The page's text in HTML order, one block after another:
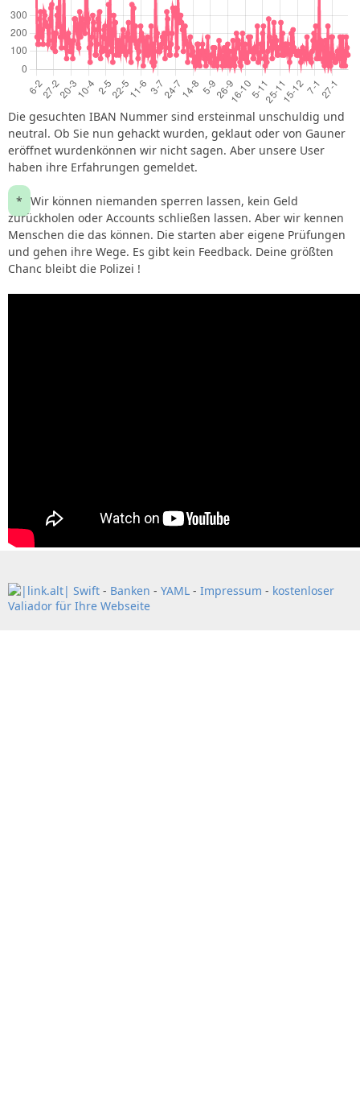
Die gesuchten IBAN Nummer sind ersteinmal unschuldig und
neutral. Ob Sie nun gehackt wurden, geklaut oder von Gauner
eröffnet wurdenkönnen wir nicht sagen. Aber unsere User
haben ihre Erfahrungen gemeldet.
* Wir können niemanden sperren lassen, kein Geld
zurückholen oder Accounts schließen lassen. Aber wir kennen
Menschen die das können. Die starten aber eigene Prüfungen
und gehen ihre Wege. Es gibt kein Feedback. Deine größten
Chanc bleibt die Polizei !
Swift - Banken - YAML - Impressum - kostenloser
Valiador für Ihre Webseite